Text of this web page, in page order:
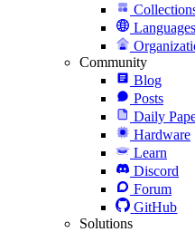
Languages
Community
Blog
Posts
Daily
Hardware
Learn
Discord
Forum
GitHub
Solutions